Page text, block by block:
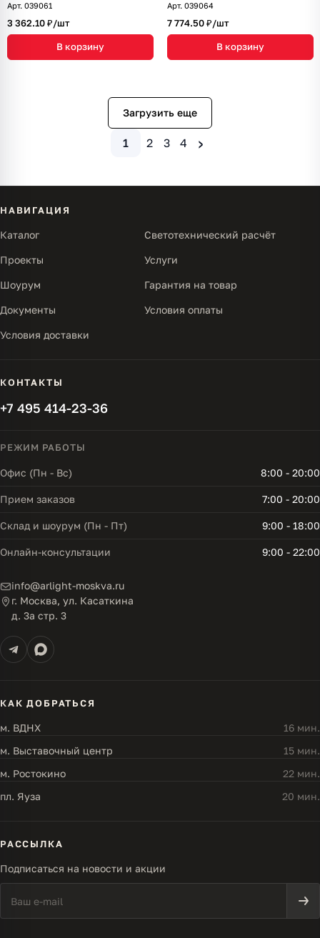
Арт. 039061
3 362.10 ₽/шт
В корзину
Арт. 039064
7 774.50 ₽/шт
В корзину
Загрузить еще
1 2 3 4 ›
НАВИГАЦИЯ
Каталог Светотехнический расчёт
Проекты Услуги
Шоурум Гарантия на товар
Документы Условия оплаты
Условия доставки
КОНТАКТЫ
+7 495 414-23-36
РЕЖИМ РАБОТЫ
Офис (Пн - Вс) 8:00 - 20:00
Прием заказов 7:00 - 20:00
Склад и шоурум (Пн - Пт) 9:00 - 18:00
Онлайн-консультации 9:00 - 22:00
info@arlight-moskva.ru
г. Москва, ул. Касаткина
д. 3а стр. 3
КАК ДОБРАТЬСЯ
м. ВДНХ
16 мин.
м. Выставочный центр
15 мин.
м. Ростокино
22 мин.
пл. Яуза
20 мин.
РАССЫЛКА
Подписаться на новости и акции